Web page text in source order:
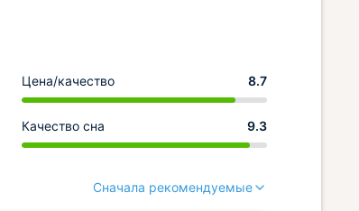
Цена/качество 8.7
Качество сна 9.3
Сначала рекомендуемые